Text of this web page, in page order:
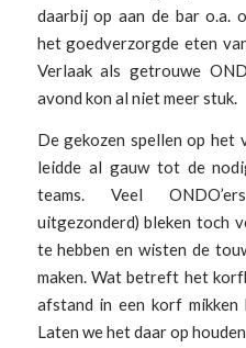
daarbij op aan de bar o.a.
het goedverzorgde eten
Verlaak als getrouwe
avond kon al niet meer stuk.
De gekozen spellen op het
leidde al gauw tot de
teams. Veel
uitgezonderd) bleken toch
te hebben en wisten de
maken. Wat betreft het
afstand in een korf
Laten we het daar op